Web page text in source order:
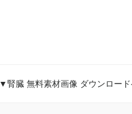
▼腎臓 無料素材画像 ダウンロー